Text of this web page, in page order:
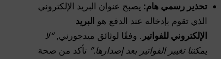
تحذير رسمي هام: يصبح عنوان البريد الإلكتروني
الذي تقوم بإدخاله عند الدفع هو البريد
الإلكتروني للفواتير . وفقًا لوثائق ميدجورني,“لا
يمكننا تغيير الفواتير بعد إصدارها.” تأكد من صحة